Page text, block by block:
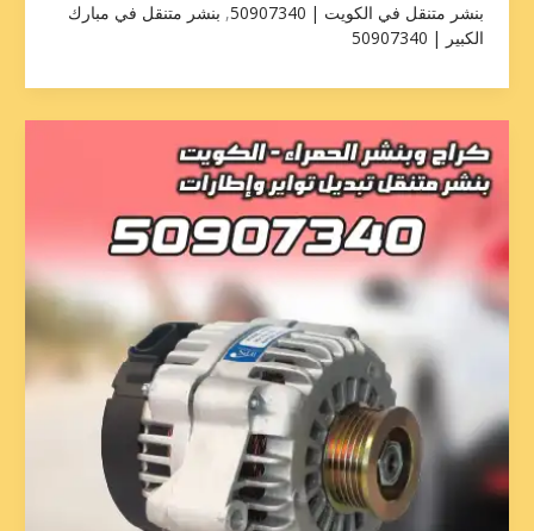
بنشر متنقل في الكويت | 50907340
, بنشر متنقل في مبارك
الكبير | 50907340
تبديل
سلف
العاصمة
|
50907340